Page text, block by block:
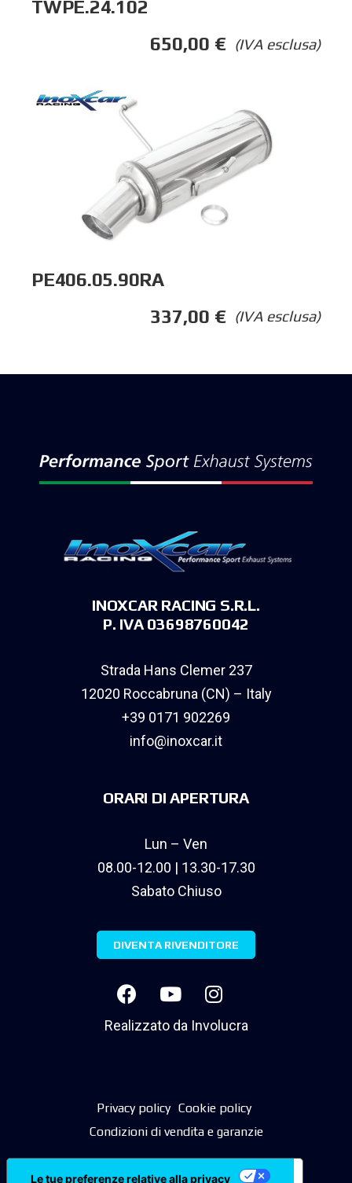
TWPE.24.102
(IVA esclusa)
650,00 €
PE406.05.90RA
(IVA esclusa)
337,00 €
INOXCAR RACING S.R.L.
P. IVA 03698760042
Strada Hans Clemer 237
12020 Roccabruna (CN) – Italy
+39 0171 902269
info@inoxcar.it
ORARI DI APERTURA
Lun – Ven
08.00-12.00 | 13.30-17.30
Sabato Chiuso
DIVENTA RIVENDITORE
Realizzato da Involucra
Privacy policy Cookie policy
Condizioni di vendita e garanzie
Le tue preferenze relative alla privacy